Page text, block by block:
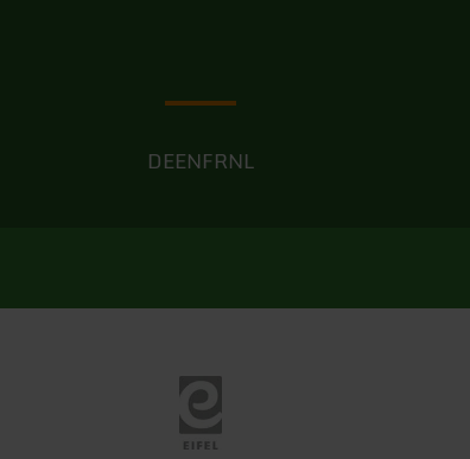
DEENFRNL
Eifel Tourismus